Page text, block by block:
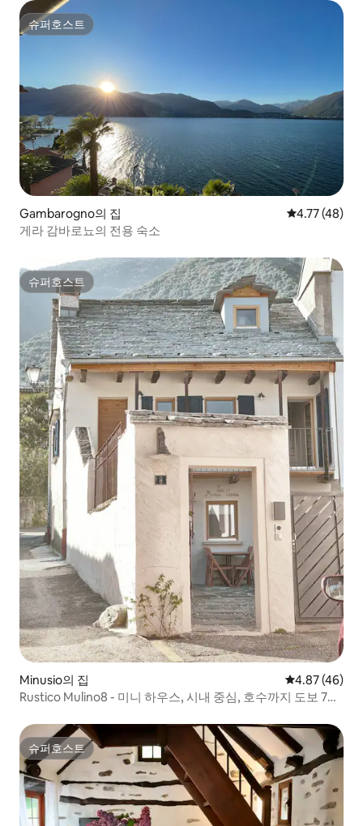
슈퍼호스트
슈퍼호스트
Gambarogno의 집 평점 4.77점
4.77 (48)
게라 감바로뇨의 전용 숙소
슈퍼호스트
슈퍼호스트
Minusio의 집 평점 4.87점(5
4.87 (46)
Rustico Mulino8 - 미니 하우스, 시내 중심, 호수까지 도보 7분,
슈퍼호스트
슈퍼호스트